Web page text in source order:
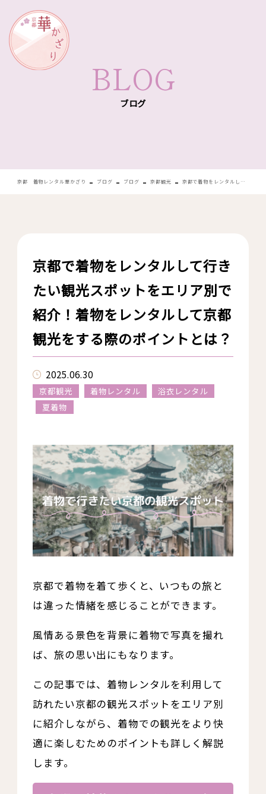
BLOG
ブログ
京都 着物レンタル華かざり - ブログ - ブログ - 京都観光 - 京都で着物をレンタルして行きたい観光スポットをエリア別で紹介！着物をレンタルして京都観光をする際のポイントとは？
京都で着物をレンタルして行き
たい観光スポットをエリア別で
紹介！着物をレンタルして京都
観光をする際のポイントとは？
2025.06.30
京都観光 着物レンタル
浴衣レンタル
夏着物
京都で着物を着て歩くと、いつもの旅と
は違った情緒を感じることができます。
風情ある景色を背景に着物で写真を撮れ
ば、旅の思い出にもなります。
この記事では、着物レンタルを利用して
訪れたい京都の観光スポットをエリア別
に紹介しながら、着物での観光をより快
適に楽しむためのポイントも詳しく解説
します。